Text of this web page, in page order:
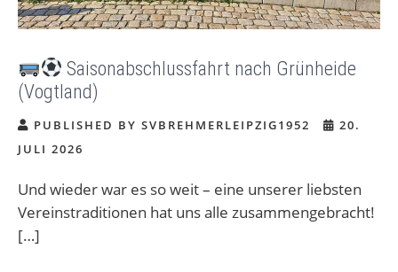
Saisonabschlussfahrt nach Grünheide
(Vogtland)
PUBLISHED BY SVBREHMERLEIPZIG1952
20.
JULI 2026
Und wieder war es so weit – eine unserer liebsten
Vereinstraditionen hat uns alle zusammengebracht!
[…]